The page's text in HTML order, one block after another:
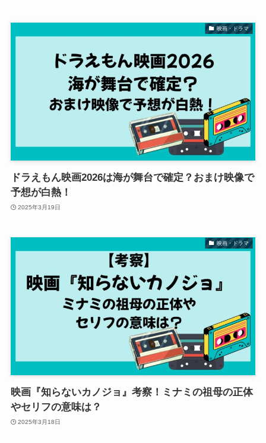
映画・ドラマ
ドラえもん映画2026は海が舞台で確定？おまけ映像で
予想が白熱！
2025年3月19日
映画・ドラマ
映画『知らないカノジョ』考察！ミナミの祖母の正体
やセリフの意味は？
2025年3月18日